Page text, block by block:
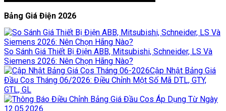
Bảng Giá Điện 2026
So Sánh Giá Thiết Bị Điện ABB, Mitsubishi, Schneider, LS Và
Siemens 2026: Nên Chọn Hãng Nào?
Cập Nhật Bảng Giá
Đầu Cos Tháng 06/2026: Điều Chỉnh Một Số Mã DTL, GTY,
GTL, GL